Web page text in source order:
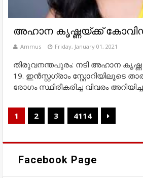
അഹാന കൃഷ്ണയ്ക്ക്
Ammus Friday, January 01, 2021
തിരുവനന്തപുരം: നടി അഹാന
19. ഇൻസ്റ്റഗ്രാം സ്റ്റോറിയിലൂടെ
രോഗം സ്ഥിരീകരിച്ച വിവരം
1 2 3 4114
Facebook Page